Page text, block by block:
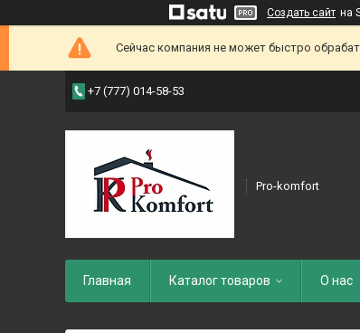
Создать сайт на
Сейчас компания не может быстро
+7 (777) 014-58-53
Pro-komfort
Главная Каталог товаров О нас